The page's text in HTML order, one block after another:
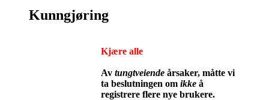
Kunngjøring
Kjære alle
Av tungtveiende årsaker, måtte vi
ta beslutningen om ikke å
registrere flere nye brukere.